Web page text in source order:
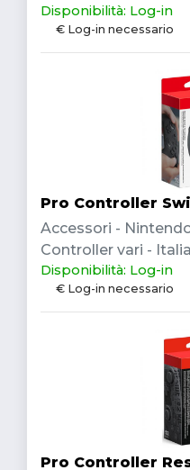
Disponibilità: Log-in
€ Log-in necessario
Pro Controller
Accessori -
Controller vari -
Disponibilità: Log-in
€ Log-in necessario
Pro Controller